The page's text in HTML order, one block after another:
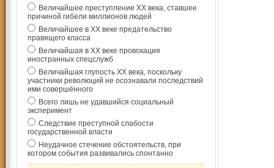
Величайшее преступление ХХ века, ставшее
причиной гибели миллионов людей
Величайшее в ХХ веке предательство
правящего класса
Величайшая в ХХ веке провокация
иностранных спецслужб
Величайшая глупость ХХ века, поскольку
участники революций не осознавали последствий
ими совершённого
Всего лишь не удавшийся социальный
эксперимент
Следствие преступной слабости
государственной власти
Неудачное стечение обстоятельств, при
котором события развивались спонтанно